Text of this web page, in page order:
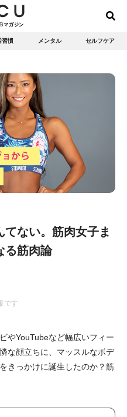
習慣 メンタル セルフケア
ない。筋肉女子ま
る筋肉論
です
やYouTubeなど幅広いフィー
な顔立ちに、マッスルなボデ
きっかけに誕生したのか？筋